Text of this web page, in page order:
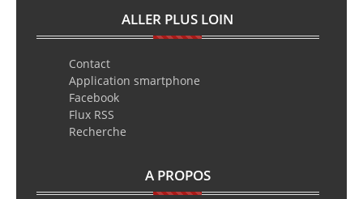
ALLER PLUS LOIN
Contact
Application smartphone
Facebook
Flux RSS
Recherche
A PROPOS